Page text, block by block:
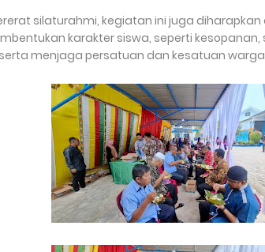
silaturahmi, kegiatan ini juga
karakter siswa, seperti
menjaga persatuan dan kesatuan warga